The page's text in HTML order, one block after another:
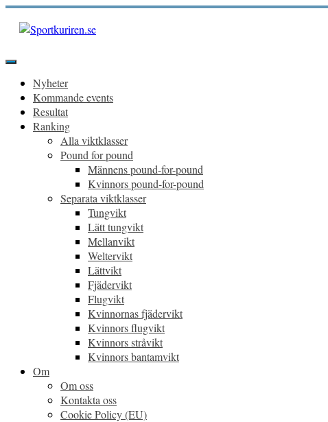
Hoppa
innehåll
Primär
Nyheter
Kommande events
Resultat
Ranking
Alla viktklasser
Pound for pound
Männens pound-for-pound
Kvinnors pound-for-pound
Separata viktklasser
Tungvikt
Lätt tungvikt
Mellanvikt
Weltervikt
Lättvikt
Fjädervikt
Flugvikt
Kvinnornas fjädervikt
Kvinnors flugvikt
Kvinnors stråvikt
Kvinnors bantamvikt
Om
Om oss
Kontakta oss
Cookie Policy (EU)